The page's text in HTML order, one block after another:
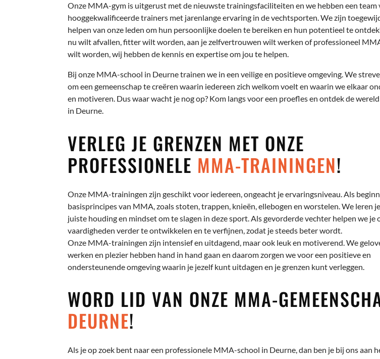
Onze MMA-gym is uitgerust met de nieuwste trainingsfaciliteiten en we hebben een team
hooggekwalificeerde trainers met jarenlange ervaring in de vechtsporten. We zijn
helpen van onze leden om hun persoonlijke doelen te bereiken en hun potentieel te
nu wilt afvallen, fitter wilt worden, aan je zelfvertrouwen wilt werken of professioneel
wilt worden, wij hebben de kennis en expertise om jou te helpen.
Bij onze MMA-school in Deurne trainen we in een veilige en positieve omgeving. We
om een gemeenschap te creëren waarin iedereen zich welkom voelt en waarin we elkaar
en motiveren. Dus waar wacht je nog op? Kom langs voor een proefles en ontdek de
in Deurne.
VERLEG JE GRENZEN MET ONZE
PROFESSIONELE MMA-TRAININGEN!
Onze MMA-trainingen zijn geschikt voor iedereen, ongeacht je ervaringsniveau. Als
basisprincipes van MMA, zoals stoten, trappen, knieën, ellebogen en worstelen. We leren
juiste houding en mindset om te slagen in deze sport. Als gevorderde vechter helpen we je
vaardigheden verder te ontwikkelen en te verfijnen, zodat je steeds beter wordt.
Onze MMA-trainingen zijn intensief en uitdagend, maar ook leuk en motiverend. We
werken en plezier hebben hand in hand gaan en daarom zorgen we voor een positieve en
ondersteunende omgeving waarin je jezelf kunt uitdagen en je grenzen kunt verleggen.
WORD LID VAN ONZE MMA-
DEURNE!
Als je op zoek bent naar een professionele MMA-school in Deurne, dan ben je bij ons aan